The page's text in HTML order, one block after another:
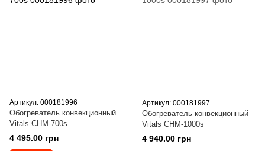
Артикул: 000181996
Обогреватель конвекционный
Vitals СHM-700s
4 495.00 грн
Артикул: 000181997
Обогреватель конвекционный
Vitals СHM-1000s
4 940.00 грн